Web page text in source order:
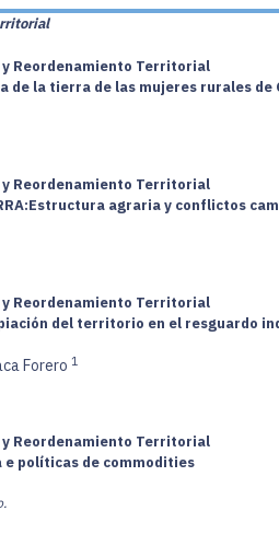
Reordenamiento Territorial
la tierra de las mujeres rurales de
Reordenamiento Territorial
agraria y conflictos
Reordenamiento Territorial
del territorio en el resguardo
Forero 1
Reordenamiento Territorial
e políticas de commodities